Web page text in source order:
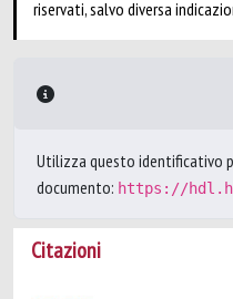
riservati, salvo diversa
Utilizza questo identificativo
documento: https://
Citazioni